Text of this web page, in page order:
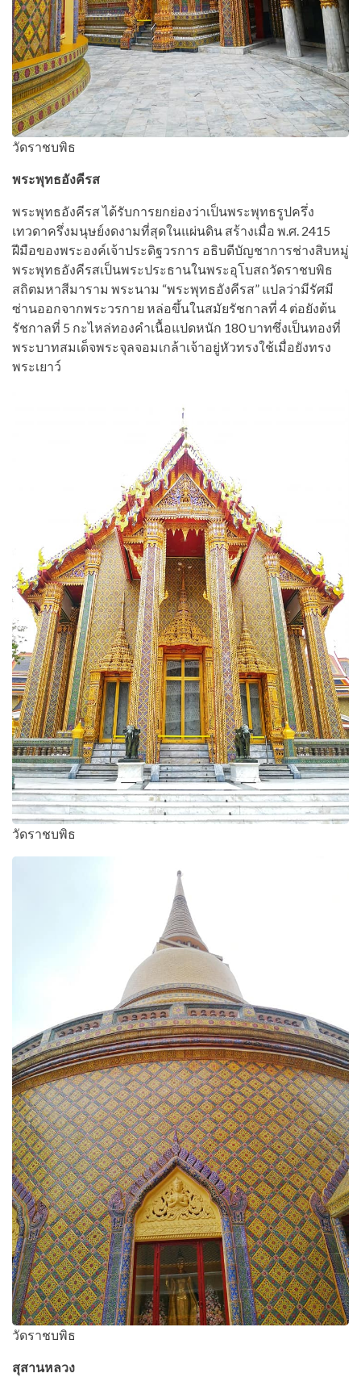
วัดราชบพิธ
พระพุทธอังคีรส
พระพุทธอังคีรส ได้รับการยกย่องว่าเป็นพระพุทธรูปครึ่ง
เทวดาครึ่งมนุษย์งดงามที่สุดในแผ่นดิน สร้างเมื่อ พ.ศ. 2415
ฝีมือของพระองค์เจ้าประดิฐวรการ อธิบดีบัญชาการช่างสิบหมู่
พระพุทธอังคีรสเป็นพระประธานในพระอุโบสถวัดราชบพิธ
สถิตมหาสีมาราม พระนาม “พระพุทธอังคีรส” แปลว่ามีรัศมี
ซ่านออกจากพระวรกาย หล่อขึ้นในสมัยรัชกาลที่ 4 ต่อยังต้น
รัชกาลที่ 5 กะไหล่ทองคำเนื้อแปดหนัก 180 บาทซึ่งเป็นทองที่
พระบาทสมเด็จพระจุลจอมเกล้าเจ้าอยู่หัวทรงใช้เมื่อยังทรง
พระเยาว์
วัดราชบพิธ
วัดราชบพิธ
สุสานหลวง